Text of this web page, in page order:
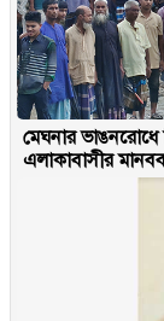
মেঘনার
এলাকাবাসীর